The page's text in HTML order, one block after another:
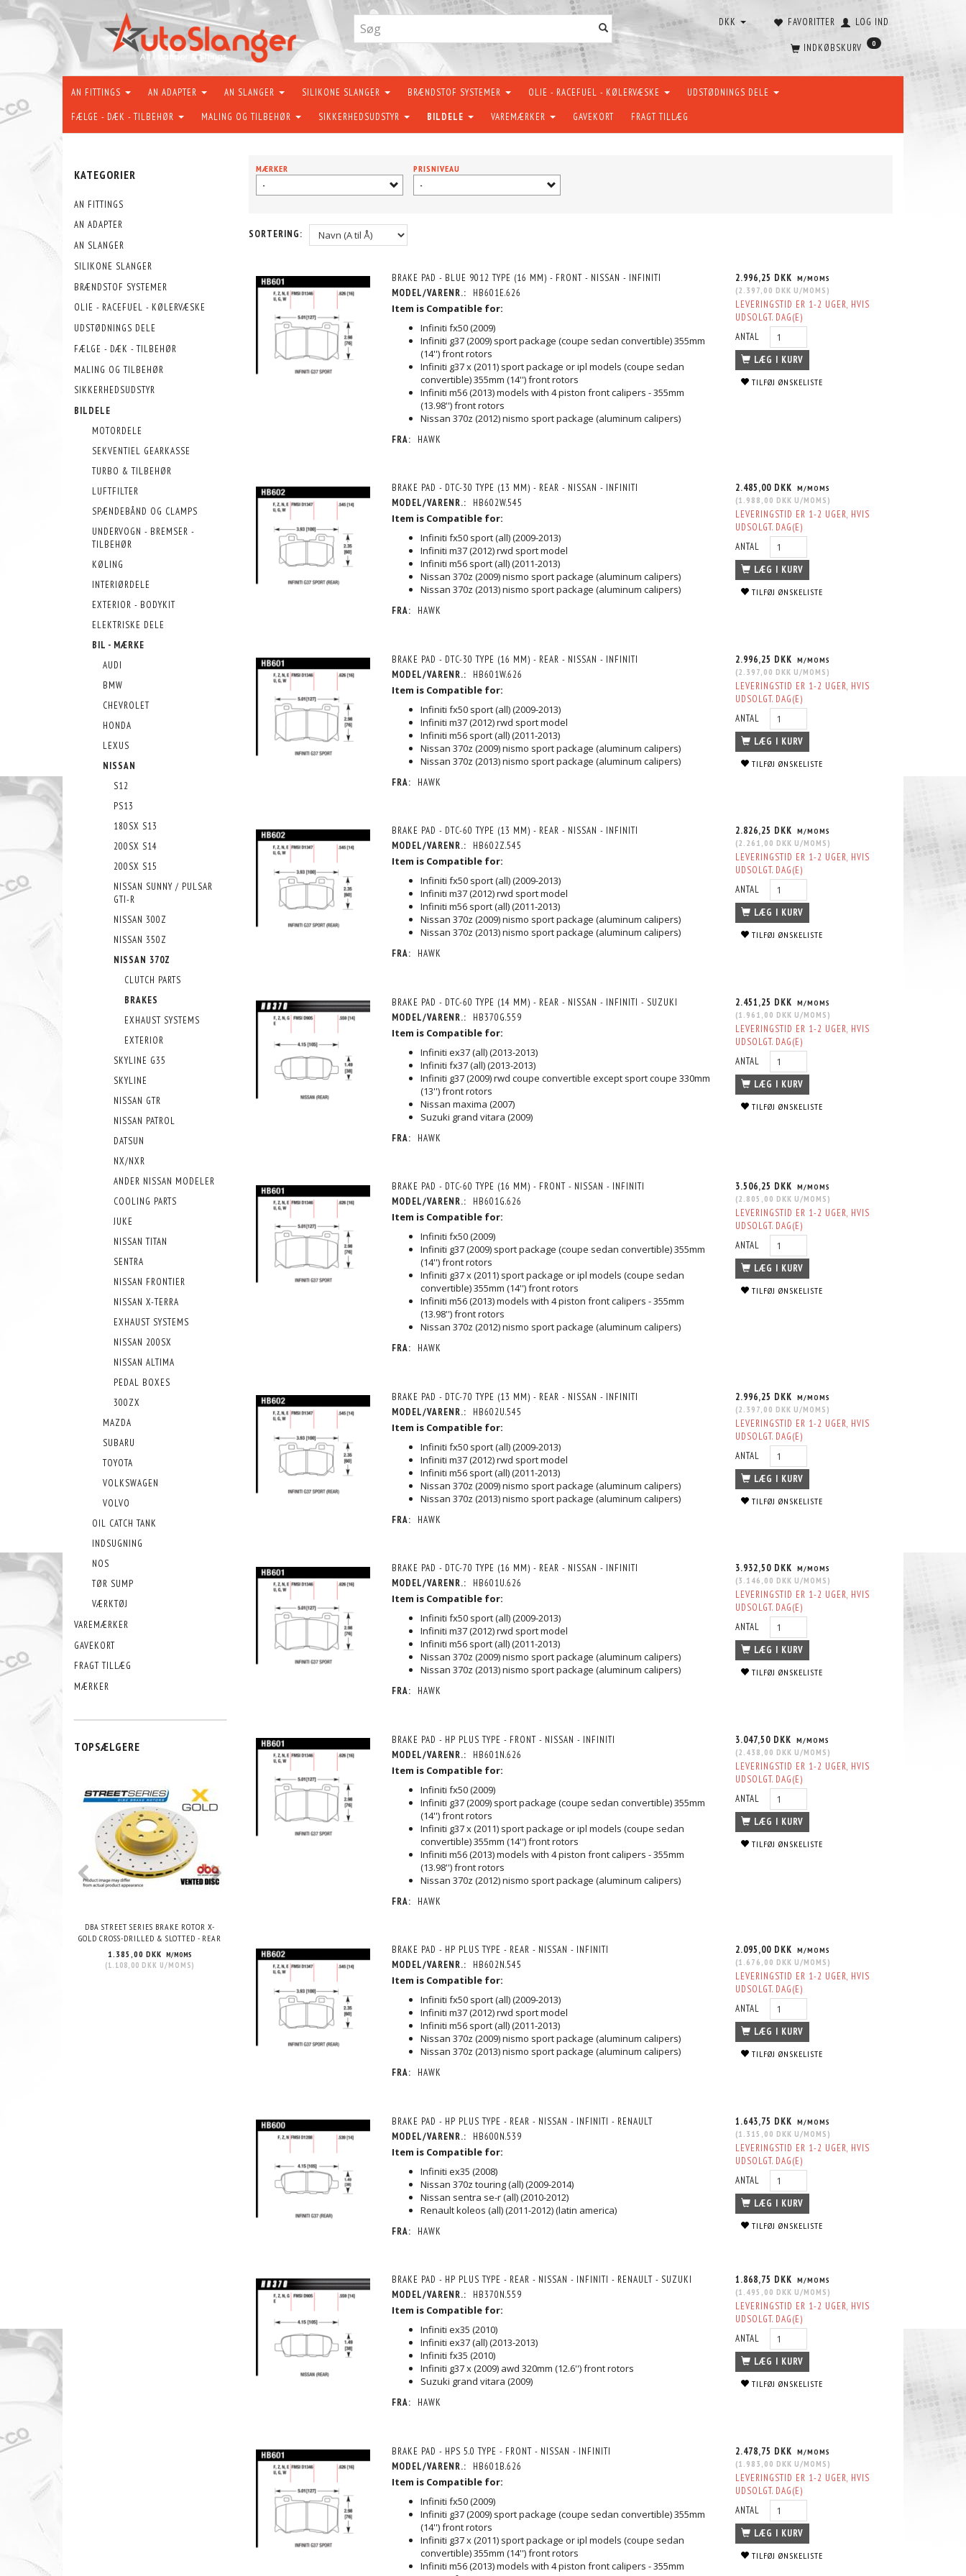
FAVORITTER LOG IND
DKK
INDKØBSKURV 0
AN FITTINGS AN ADAPTER AN SLANGER SILIKONE SLANGER BRÆNDSTOF SYSTEMER OLIE - RACEFUEL - KØLERVÆSKE UDSTØDNINGS DELE
FÆLGE - DÆK - TILBEHØR MALING OG TILBEHØR SIKKERHEDSUDSTYR BILDELE VAREMÆRKER GAVEKORT FRAGT TILLÆG
KATEGORIER
AN FITTINGS
AN ADAPTER
AN SLANGER
SILIKONE SLANGER
BRÆNDSTOF SYSTEMER
OLIE - RACEFUEL - KØLERVÆSKE
UDSTØDNINGS DELE
FÆLGE - DÆK - TILBEHØR
MALING OG TILBEHØR
SIKKERHEDSUDSTYR
BILDELE
MOTORDELE
SEKVENTIEL GEARKASSE
TURBO & TILBEHØR
LUFTFILTER
SPÆNDEBÅND OG CLAMPS
UNDERVOGN - BREMSER -
TILBEHØR
KØLING
INTERIØRDELE
EXTERIOR - BODYKIT
ELEKTRISKE DELE
BIL - MÆRKE
AUDI
BMW
CHEVROLET
HONDA
LEXUS
NISSAN
S12
PS13
180SX S13
200SX S14
200SX S15
NISSAN SUNNY / PULSAR
GTI-R
NISSAN 300Z
NISSAN 350Z
NISSAN 370Z
CLUTCH PARTS
BRAKES
EXHAUST SYSTEMS
EXTERIOR
SKYLINE G35
SKYLINE
NISSAN GTR
NISSAN PATROL
DATSUN
NX/NXR
ANDER NISSAN MODELER
COOLING PARTS
JUKE
NISSAN TITAN
SENTRA
NISSAN FRONTIER
NISSAN X-TERRA
EXHAUST SYSTEMS
NISSAN 200SX
NISSAN ALTIMA
PEDAL BOXES
300ZX
MAZDA
SUBARU
TOYOTA
VOLKSWAGEN
VOLVO
OIL CATCH TANK
INDSUGNING
NOS
TØR SUMP
VÆRKTØJ
VAREMÆRKER
GAVEKORT
FRAGT TILLÆG
MÆRKER
TOPSÆLGERE
DBA STREET SERIES BRAKE ROTOR X-
GOLD CROSS-DRILLED & SLOTTED - REAR
1.385,00 DKK M/MOMS
(1.108,00 DKK U/MOMS)
1.978,75 DKK
1.583,00 DKKU/MOMS)
RING FOR PRIS
+45 25 15 32 90
1.978,75 DKK
2.572,50 DKK M/MOMS
2.058,00 DKKU/MOMS)
MÆRKER
-
PRISNIVEAU
-
SORTERING:
BRAKE PAD - BLUE 9012 TYPE (16 MM) - FRONT - NISSAN - INFINITI
MODEL/VARENR.:
HB601E.626
Item is Compatible for:
Infiniti fx50 (2009)
Infiniti g37 (2009) sport package (coupe sedan convertible) 355mm
(14'') front rotors
Infiniti g37 x (2011) sport package or ipl models (coupe sedan
convertible) 355mm (14'') front rotors
Infiniti m56 (2013) models with 4 piston front calipers - 355mm
(13.98'') front rotors
Nissan 370z (2012) nismo sport package (aluminum calipers)
FRA: HAWK
2.996,25 DKK M/MOMS
(2.397,00 DKK U/MOMS )
LEVERINGSTID ER 1-2 UGER, HVIS
UDSOLGT. DAG(E)
ANTAL
LÆG I KURV
TILFØJ ØNSKELISTE
BRAKE PAD - DTC-30 TYPE (13 MM) - REAR - NISSAN - INFINITI
MODEL/VARENR.:
HB602W.545
Item is Compatible for:
Infiniti fx50 sport (all) (2009-2013)
Infiniti m37 (2012) rwd sport model
Infiniti m56 sport (all) (2011-2013)
Nissan 370z (2009) nismo sport package (aluminum calipers)
Nissan 370z (2013) nismo sport package (aluminum calipers)
FRA: HAWK
2.485,00 DKK M/MOMS
(1.988,00 DKK U/MOMS )
LEVERINGSTID ER 1-2 UGER, HVIS
UDSOLGT. DAG(E)
ANTAL
LÆG I KURV
TILFØJ ØNSKELISTE
BRAKE PAD - DTC-30 TYPE (16 MM) - REAR - NISSAN - INFINITI
MODEL/VARENR.:
HB601W.626
Item is Compatible for:
Infiniti fx50 sport (all) (2009-2013)
Infiniti m37 (2012) rwd sport model
Infiniti m56 sport (all) (2011-2013)
Nissan 370z (2009) nismo sport package (aluminum calipers)
Nissan 370z (2013) nismo sport package (aluminum calipers)
FRA: HAWK
2.996,25 DKK M/MOMS
(2.397,00 DKK U/MOMS )
LEVERINGSTID ER 1-2 UGER, HVIS
UDSOLGT. DAG(E)
ANTAL
LÆG I KURV
TILFØJ ØNSKELISTE
BRAKE PAD - DTC-60 TYPE (13 MM) - REAR - NISSAN - INFINITI
MODEL/VARENR.:
HB602Z.545
Item is Compatible for:
Infiniti fx50 sport (all) (2009-2013)
Infiniti m37 (2012) rwd sport model
Infiniti m56 sport (all) (2011-2013)
Nissan 370z (2009) nismo sport package (aluminum calipers)
Nissan 370z (2013) nismo sport package (aluminum calipers)
FRA: HAWK
2.826,25 DKK M/MOMS
(2.261,00 DKK U/MOMS )
LEVERINGSTID ER 1-2 UGER, HVIS
UDSOLGT. DAG(E)
ANTAL
LÆG I KURV
TILFØJ ØNSKELISTE
BRAKE PAD - DTC-60 TYPE (14 MM) - REAR - NISSAN - INFINITI - SUZUKI
MODEL/VARENR.:
HB370G.559
Item is Compatible for:
Infiniti ex37 (all) (2013-2013)
Infiniti fx37 (all) (2013-2013)
Infiniti g37 (2009) rwd coupe convertible except sport coupe 330mm
(13'') front rotors
Nissan maxima (2007)
Suzuki grand vitara (2009)
FRA: HAWK
2.451,25 DKK M/MOMS
(1.961,00 DKK U/MOMS )
LEVERINGSTID ER 1-2 UGER, HVIS
UDSOLGT. DAG(E)
ANTAL
LÆG I KURV
TILFØJ ØNSKELISTE
BRAKE PAD - DTC-60 TYPE (16 MM) - FRONT - NISSAN - INFINITI
MODEL/VARENR.:
HB601G.626
Item is Compatible for:
Infiniti fx50 (2009)
Infiniti g37 (2009) sport package (coupe sedan convertible) 355mm
(14'') front rotors
Infiniti g37 x (2011) sport package or ipl models (coupe sedan
convertible) 355mm (14'') front rotors
Infiniti m56 (2013) models with 4 piston front calipers - 355mm
(13.98'') front rotors
Nissan 370z (2012) nismo sport package (aluminum calipers)
FRA: HAWK
3.506,25 DKK M/MOMS
(2.805,00 DKK U/MOMS )
LEVERINGSTID ER 1-2 UGER, HVIS
UDSOLGT. DAG(E)
ANTAL
LÆG I KURV
TILFØJ ØNSKELISTE
BRAKE PAD - DTC-70 TYPE (13 MM) - REAR - NISSAN - INFINITI
MODEL/VARENR.:
HB602U.545
Item is Compatible for:
Infiniti fx50 sport (all) (2009-2013)
Infiniti m37 (2012) rwd sport model
Infiniti m56 sport (all) (2011-2013)
Nissan 370z (2009) nismo sport package (aluminum calipers)
Nissan 370z (2013) nismo sport package (aluminum calipers)
FRA: HAWK
2.996,25 DKK M/MOMS
(2.397,00 DKK U/MOMS )
LEVERINGSTID ER 1-2 UGER, HVIS
UDSOLGT. DAG(E)
ANTAL
LÆG I KURV
TILFØJ ØNSKELISTE
BRAKE PAD - DTC-70 TYPE (16 MM) - REAR - NISSAN - INFINITI
MODEL/VARENR.:
HB601U.626
Item is Compatible for:
Infiniti fx50 sport (all) (2009-2013)
Infiniti m37 (2012) rwd sport model
Infiniti m56 sport (all) (2011-2013)
Nissan 370z (2009) nismo sport package (aluminum calipers)
Nissan 370z (2013) nismo sport package (aluminum calipers)
FRA: HAWK
3.932,50 DKK M/MOMS
(3.146,00 DKK U/MOMS )
LEVERINGSTID ER 1-2 UGER, HVIS
UDSOLGT. DAG(E)
ANTAL
LÆG I KURV
TILFØJ ØNSKELISTE
BRAKE PAD - HP PLUS TYPE - FRONT - NISSAN - INFINITI
MODEL/VARENR.:
HB601N.626
Item is Compatible for:
Infiniti fx50 (2009)
Infiniti g37 (2009) sport package (coupe sedan convertible) 355mm
(14'') front rotors
Infiniti g37 x (2011) sport package or ipl models (coupe sedan
convertible) 355mm (14'') front rotors
Infiniti m56 (2013) models with 4 piston front calipers - 355mm
(13.98'') front rotors
Nissan 370z (2012) nismo sport package (aluminum calipers)
FRA: HAWK
3.047,50 DKK M/MOMS
(2.438,00 DKK U/MOMS )
LEVERINGSTID ER 1-2 UGER, HVIS
UDSOLGT. DAG(E)
ANTAL
LÆG I KURV
TILFØJ ØNSKELISTE
BRAKE PAD - HP PLUS TYPE - REAR - NISSAN - INFINITI
MODEL/VARENR.:
HB602N.545
Item is Compatible for:
Infiniti fx50 sport (all) (2009-2013)
Infiniti m37 (2012) rwd sport model
Infiniti m56 sport (all) (2011-2013)
Nissan 370z (2009) nismo sport package (aluminum calipers)
Nissan 370z (2013) nismo sport package (aluminum calipers)
FRA: HAWK
2.095,00 DKK M/MOMS
(1.676,00 DKK U/MOMS )
LEVERINGSTID ER 1-2 UGER, HVIS
UDSOLGT. DAG(E)
ANTAL
LÆG I KURV
TILFØJ ØNSKELISTE
BRAKE PAD - HP PLUS TYPE - REAR - NISSAN - INFINITI - RENAULT
MODEL/VARENR.:
HB600N.539
Item is Compatible for:
Infiniti ex35 (2008)
Nissan 370z touring (all) (2009-2014)
Nissan sentra se-r (all) (2010-2012)
Renault koleos (all) (2011-2012) (latin america)
FRA: HAWK
1.643,75 DKK M/MOMS
(1.315,00 DKK U/MOMS )
LEVERINGSTID ER 1-2 UGER, HVIS
UDSOLGT. DAG(E)
ANTAL
LÆG I KURV
TILFØJ ØNSKELISTE
BRAKE PAD - HP PLUS TYPE - REAR - NISSAN - INFINITI - RENAULT - SUZUKI
MODEL/VARENR.:
HB370N.559
Item is Compatible for:
Infiniti ex35 (2010)
Infiniti ex37 (all) (2013-2013)
Infiniti fx35 (2010)
Infiniti g37 x (2009) awd 320mm (12.6'') front rotors
Suzuki grand vitara (2009)
FRA: HAWK
1.868,75 DKK M/MOMS
(1.495,00 DKK U/MOMS )
LEVERINGSTID ER 1-2 UGER, HVIS
UDSOLGT. DAG(E)
ANTAL
LÆG I KURV
TILFØJ ØNSKELISTE
BRAKE PAD - HPS 5.0 TYPE - FRONT - NISSAN - INFINITI
MODEL/VARENR.:
HB601B.626
Item is Compatible for:
Infiniti fx50 (2009)
Infiniti g37 (2009) sport package (coupe sedan convertible) 355mm
(14'') front rotors
Infiniti g37 x (2011) sport package or ipl models (coupe sedan
convertible) 355mm (14'') front rotors
Infiniti m56 (2013) models with 4 piston front calipers - 355mm
2.478,75 DKK M/MOMS
(1.983,00 DKK U/MOMS )
LEVERINGSTID ER 1-2 UGER, HVIS
UDSOLGT. DAG(E)
ANTAL
LÆG I KURV
TILFØJ ØNSKELISTE